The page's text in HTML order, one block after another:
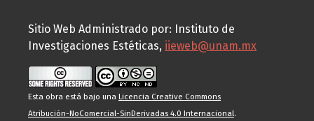
Sitio Web Administrado por: Instituto de
Investigaciones Estéticas, iieweb@unam.mx
Esta obra está bajo una Licencia Creative Commons
Atribución-NoComercial-SinDerivadas 4.0 Internacional.